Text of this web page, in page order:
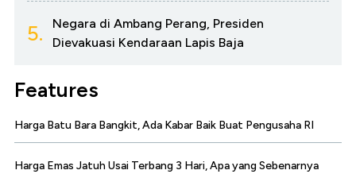
5.
Negara di Ambang Perang, Presiden
Dievakuasi Kendaraan Lapis Baja
Features
Harga Batu Bara Bangkit, Ada Kabar Baik Buat Pengusaha RI
Harga Emas Jatuh Usai Terbang 3 Hari, Apa yang Sebenarnya